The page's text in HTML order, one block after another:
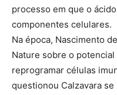
processo em que o
componentes celulares.
Na época, Nascimento
Nature sobre o
reprogramar células
questionou Calzavara